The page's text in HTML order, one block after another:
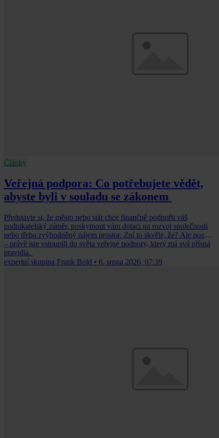
Články
Veřejná podpora: Co potřebujete vědět,
abyste byli v souladu se zákonem
Představte si, že město nebo stát chce finančně podpořit váš
podnikatelský záměr, poskytnout vám dotaci na rozvoj společnosti
nebo třeba zvýhodněný nájem prostor. Zní to skvěle, že? Ale pozor
– právě jste vstoupili do světa veřejné podpory, který má svá přísná
pravidla.
expertní skupina Frank Bold • 6. srpna 2026, 07:39